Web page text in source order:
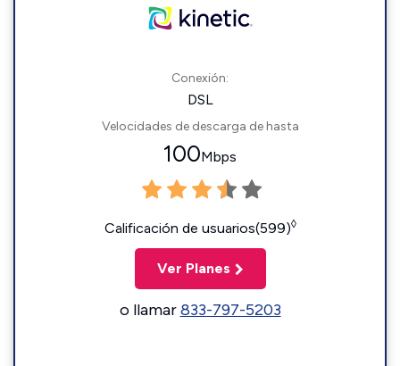
Conexión:
DSL
Velocidades de descarga de hasta
100Mbps
Calificación de usuarios(599)◊
Ver Planes
o llamar833-797-5203